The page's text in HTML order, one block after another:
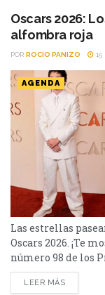
de ese momento,
Oscars 2026:
alfombra roja
POR ROCIO PANIZO 15
AGENDA
Las estrellas
Oscars 2026. ¡Te
número 98 de los
cantidad de
Algunos de ellos
LEER MÁS